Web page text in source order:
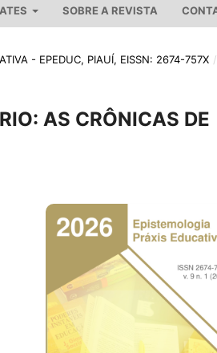
SOBRE A REVISTA
- EPEDUC, PIAUÍ, EISSN: 2674-757X /
AS CRÔNICAS DE